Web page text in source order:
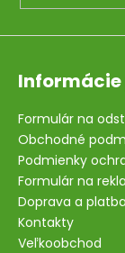
Informácie
Formulár na
Obchodné
Podmienky
Formulár na
Doprava a platba
Kontakty
Veľkoobchod